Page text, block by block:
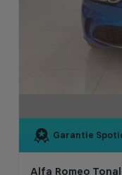
Garantie
Alfa Romeo